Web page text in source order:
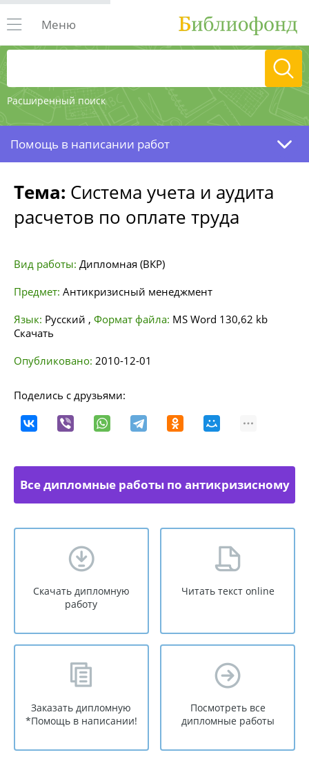
Расширенный поиск
Меню
Помощь в написании работ
Тема: Система учета и аудита
расчетов по оплате труда
Вид работы: Дипломная (ВКР)
Предмет: Антикризисный менеджмент
Язык: Русский , Формат файла: MS Word 130,62 kb
Скачать
Опубликовано: 2010-12-01
Поделись с друзьями:
Все дипломные работы по антикризисному
Скачать дипломную
работу
Читать текст online
Заказать дипломную
*Помощь в написании!
Посмотреть все
дипломные работы